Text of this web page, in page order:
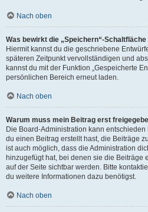
Nach oben
Was bewirkt die „Speichern“-
Hiermit kannst du die geschriebene
späteren Zeitpunkt vervollständigen und
kannst du mit der Funktion „Gespeicherte
persönlichen Bereich erneut laden.
Nach oben
Warum muss mein Beitrag erst
Die Board-Administration kann
du einen Beitrag erstellt hast, die Beiträge
ist auch möglich, dass die Administration
hinzugefügt hat, bei denen sie die Beiträge
auf der Seite sichtbar werden. Bitte
du weitere Informationen dazu benötigst.
Nach oben